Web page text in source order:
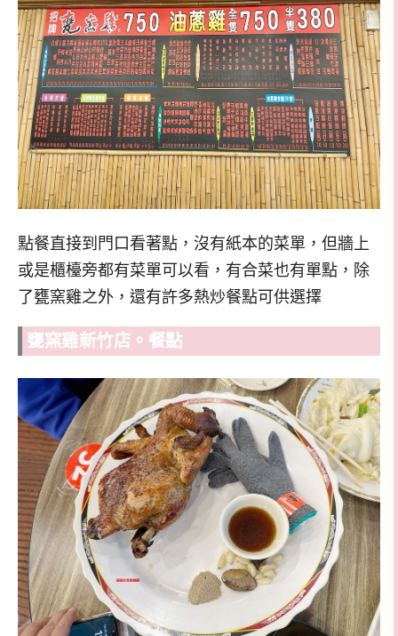
點餐直接到門口看著點，沒有紙本的菜單，但牆上
或是櫃檯旁都有菜單可以看，有合菜也有單點，除
了甕窯雞之外，還有許多熱炒餐點可供選擇
甕窯雞新竹店。餐點